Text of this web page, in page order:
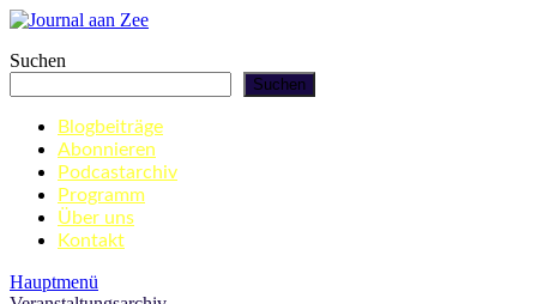
Zum
springen
Journal aan Zee
Suchen
Suchen
Blogbeiträge
Abonnieren
Podcastarchiv
Programm
Über uns
Kontakt
Hauptmenü